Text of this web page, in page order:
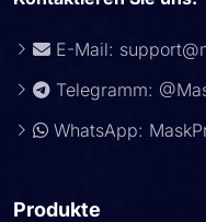
E-Mail:
Telegramm:
WhatsApp:
Produkte